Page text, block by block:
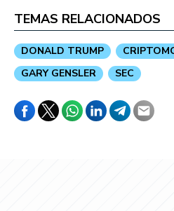
TEMAS RELACIONADOS
DONALD TRUMP
GARY GENSLER
SEC